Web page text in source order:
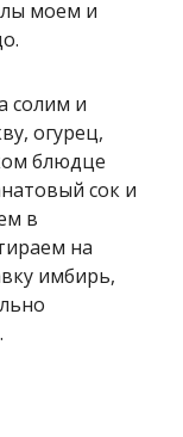
моем и
солим и
огурец,
блюдце
сок и
в
на
имбирь,